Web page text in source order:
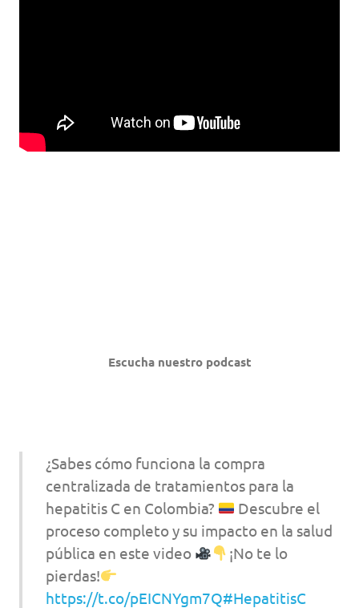
Escucha nuestro podcast
¿Sabes cómo funciona la compra
centralizada de tratamientos para la
hepatitis C en Colombia?
Descubre el
proceso completo y su impacto en la salud
pública en este video
¡No te lo
pierdas!
https://t.co/pEICNYgm7Q#HepatitisC